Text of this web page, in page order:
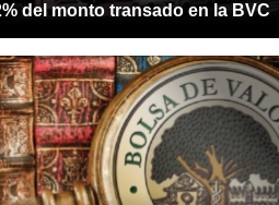
del monto transado en la BVC